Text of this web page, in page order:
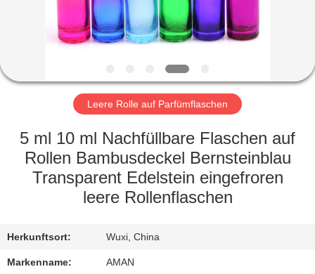
VIDEOS
VR-
SHOW
ÜBER
UNS
WERKSBESICHTIGUNG
QUALITÄTSKONTROLLE
Leere Rolle auf Parfümflaschen
5 ml 10 ml Nachfüllbare Flaschen auf
Rollen Bambusdeckel Bernsteinblau
Transparent Edelstein eingefroren
leere Rollenflaschen
Herkunftsort: Wuxi, China
Markenname: AMAN